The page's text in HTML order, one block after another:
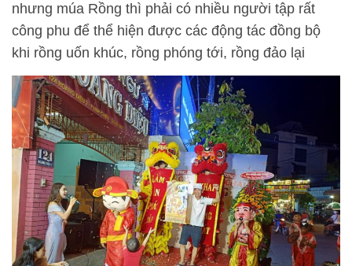
nhưng múa Rồng thì phải có nhiều người tập rất
công phu để thể hiện được các động tác đồng bộ
khi rồng uốn khúc, rồng phóng tới, rồng đảo lại